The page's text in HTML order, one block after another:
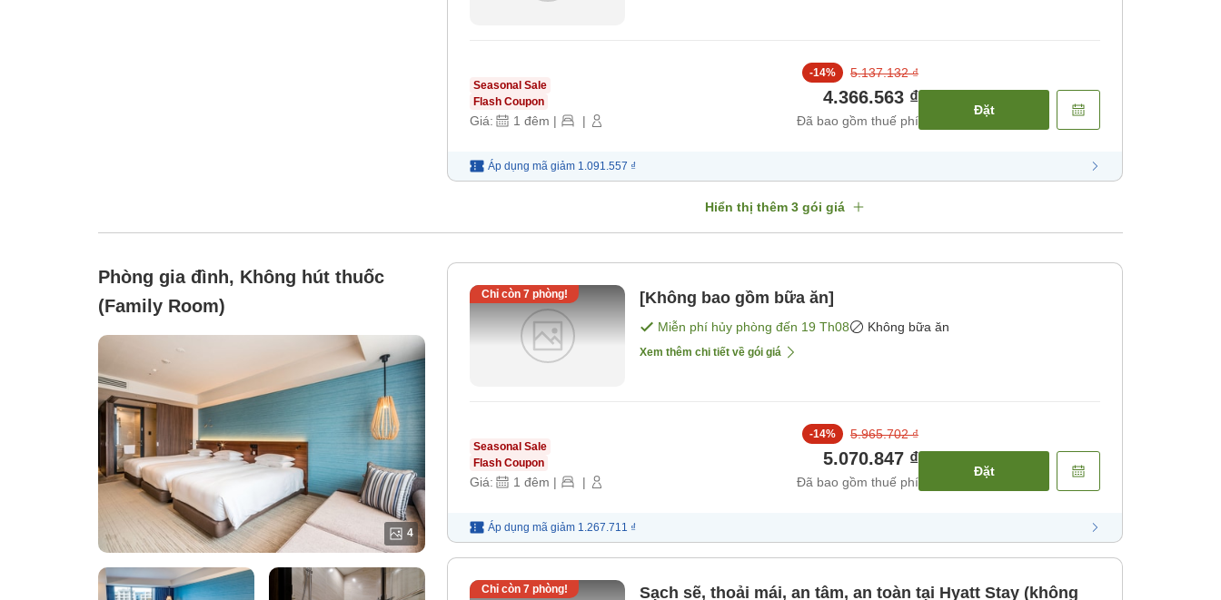
Seasonal Sale
Flash Coupon
Giá: 1 đêm | |
-14% 5.137.132 ₫
4.366.563 ₫
Đã bao gồm thuế phí
Đặt
Áp dụng mã giảm 1.091.557 ₫
Hiển thị thêm 3 gói giá
Phòng gia đình, Không hút thuốc
(Family Room)
4
Chỉ còn 7phòng! [Không bao gồm bữa ăn]
Miễn phí hủy phòng đến 19 Th08 Không bữa ăn
Xem thêm chi tiết về gói giá
Seasonal Sale
Flash Coupon
Giá: 1 đêm | |
-14% 5.965.702 ₫
5.070.847 ₫
Đã bao gồm thuế phí
Đặt
Áp dụng mã giảm 1.267.711 ₫
Chỉ còn 7phòng! Sạch sẽ, thoải mái, an tâm, an toàn tại Hyatt Stay (không